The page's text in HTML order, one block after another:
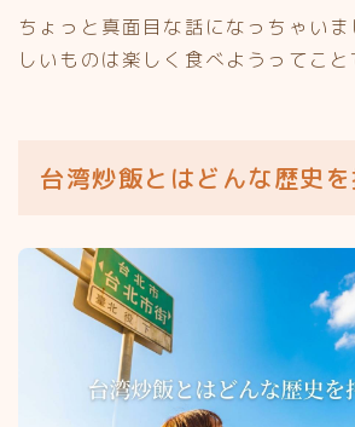
ちょっと真面目な話になっちゃい
しいものは楽しく食べようってこと
台湾炒飯とはどんな歴史